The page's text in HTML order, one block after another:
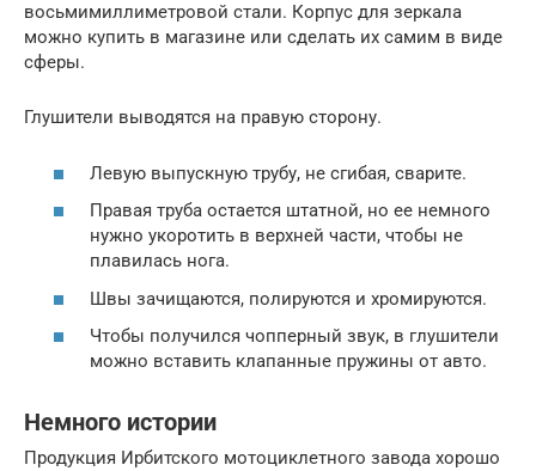
восьмимиллиметровой стали. Корпус для зеркала
можно купить в магазине или сделать их самим в виде
сферы.
Глушители выводятся на правую сторону.
Левую выпускную трубу, не сгибая, сварите.
Правая труба остается штатной, но ее немного
нужно укоротить в верхней части, чтобы не
плавилась нога.
Швы зачищаются, полируются и хромируются.
Чтобы получился чопперный звук, в глушители
можно вставить клапанные пружины от авто.
Немного истории
Продукция Ирбитского мотоциклетного завода хорошо